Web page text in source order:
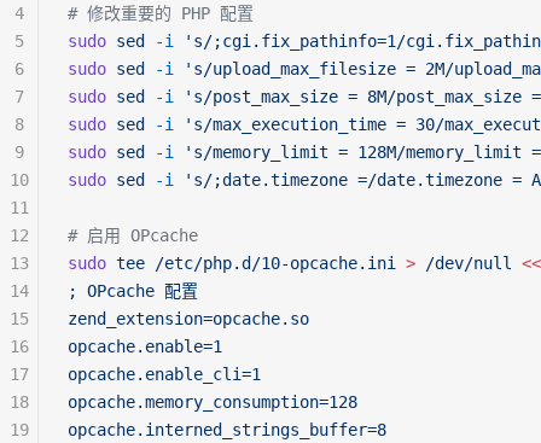
# 修改重要的 PHP 配置
sudo sed -i
's/;cgi.fix_pathinfo=1/
sudo sed -i
's/upload_max_filesize = 2M/
sudo sed -i
's/post_max_size = 8M/post_max_size
sudo sed -i
's/max_execution_time = 30/
sudo sed -i
's/memory_limit = 128M/memory_limit
sudo sed -i 's/;date.timezone =/date.timezone =
# 启用 OPcache
sudo tee /etc/php.d/10-opcache.ini > /dev/null
<<
; OPcache 配置
zend_extension=opcache.so
opcache.enable=1
opcache.enable_cli=1
opcache.memory_consumption=128
opcache.interned_strings_buffer=8
4
5
6
7
8
9
10
11
12
13
14
15
16
17
18
19